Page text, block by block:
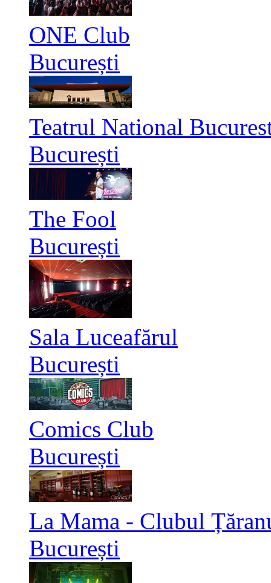
ONE Club
București
Teatrul National
București
The Fool
București
Sala Luceafărul
București
Comics Club
București
La Mama - Clubul
București